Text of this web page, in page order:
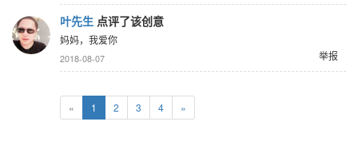
叶先生 点评了该创意
妈妈，我爱你
举报
2018-08-07
« 1 2 3 4 »